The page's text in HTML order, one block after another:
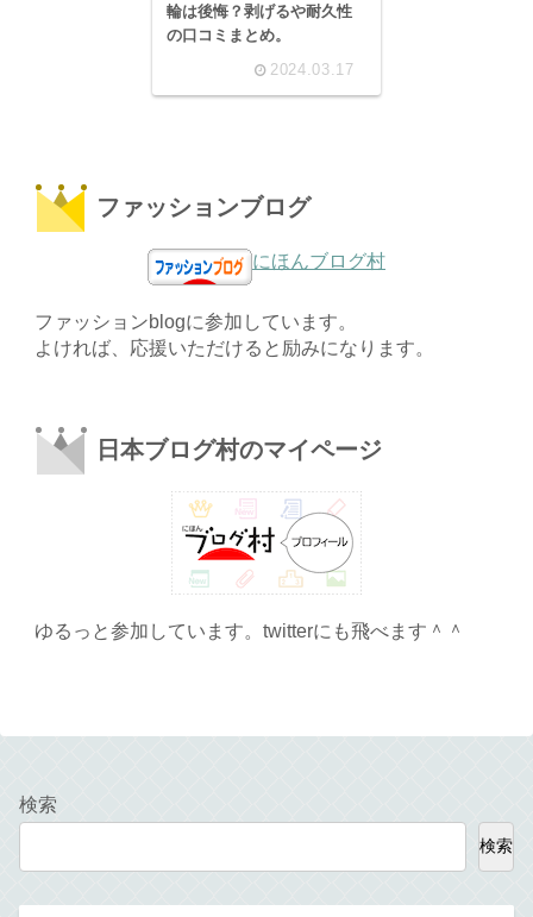
輪は後悔？剥げるや耐久性
の口コミまとめ。
2024.03.17
ファッションブログ
にほんブログ村
ファッションblogに参加しています。
よければ、応援いただけると励みになります。
日本ブログ村のマイページ
ゆるっと参加しています。twitterにも飛べます＾＾
検索
検索